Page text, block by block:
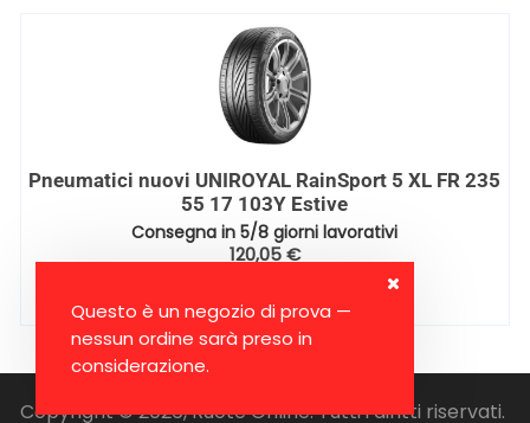
Questo è un negozio di prova —
nessun ordine sarà preso in
considerazione.
Pneumatici nuovi UNIROYAL RainSport 5 XL FR 235
55 17 103Y Estive
Consegna in 5/8 giorni lavorativi
120,05€
Copyright © 2026, Ruote Online. Tutti i diritti riservati.